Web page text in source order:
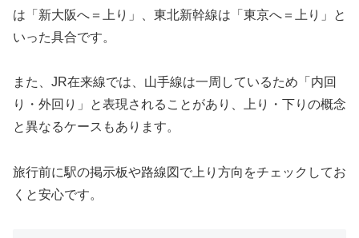
は「新大阪へ＝上り」、東北新幹線は「東京へ＝上り」と
いった具合です。
また、JR在来線では、山手線は一周しているため「内回
り・外回り」と表現されることがあり、上り・下りの概念
と異なるケースもあります。
旅行前に駅の掲示板や路線図で上り方向をチェックしてお
くと安心です。